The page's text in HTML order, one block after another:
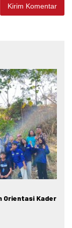
Orientasi Kader